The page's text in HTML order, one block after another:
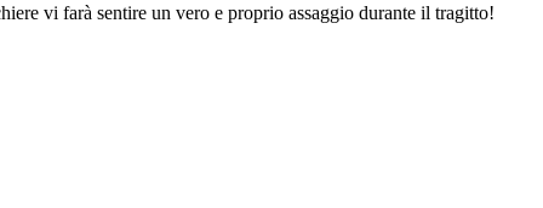
vi farà sentire un vero e proprio assaggio durante il tragitto!